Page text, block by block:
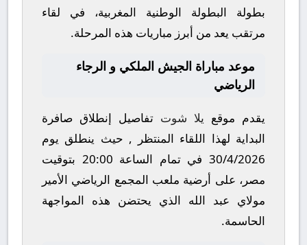
بطولة البطولة الوطنية المغربية، في لقاء
مرتقب يعد من أبرز مباريات هذه المرحلة.
موعد مباراة الجيش الملكي و الرجاء
الرياضي
يقدم موقع يلا شوت تفاصيل إنطلاق صافرة
البداية لهذا اللقاء المنتظر , حيث ينطلق يوم
30/4/2026في تمام الساعة 20:00 بتوقيت
مصر، على أرضية ملعب المجمع الرياضي الأمير
مولاي عبد الله الذي يحتضن هذه المواجهة
الحاسمة.